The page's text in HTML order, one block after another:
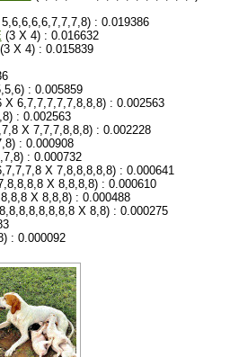
: 0.019386
(3 X 4) : 0.016632
(3 X 4) : 0.015839
: 0.005859
6,7,7,7,7,7,8,8,8) : 0.002563
: 0.002563
X 7,7,7,8,8,8) : 0.002228
: 0.000908
: 0.000732
X 7,8,8,8,8,8) : 0.000641
X 8,8,8,8) : 0.000610
X 8,8,8) : 0.000488
X 8,8) : 0.000275
: 0.000092